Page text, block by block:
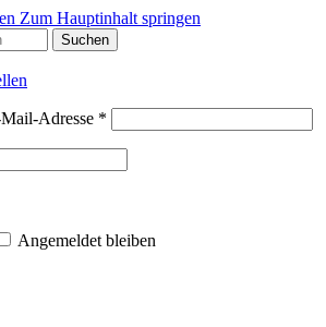
Zum Hauptinhalt springen
Suchen
Adresse *
Angemeldet bleiben